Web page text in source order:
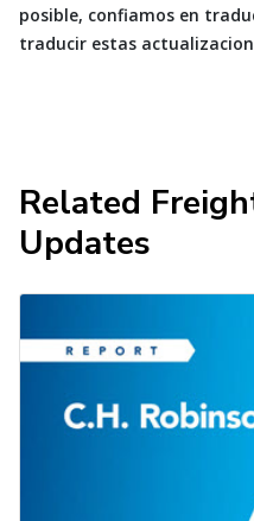
posible, confiamos en
traducir estas
Related
Updates